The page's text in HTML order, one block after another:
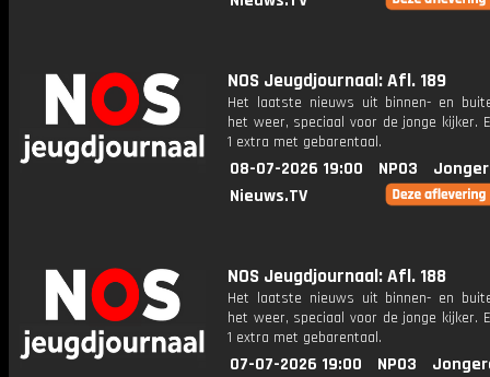
NOS Jeugdjournaal: Afl. 189
Het laatste nieuws uit binnen- en
het weer, speciaal voor de jonge kijker.
1 extra met gebarentaal.
08-07-2026 19:00 NPO3
Nieuws.TV
NOS Jeugdjournaal: Afl. 188
Het laatste nieuws uit binnen- en
het weer, speciaal voor de jonge kijker.
1 extra met gebarentaal.
07-07-2026 19:00 NPO3